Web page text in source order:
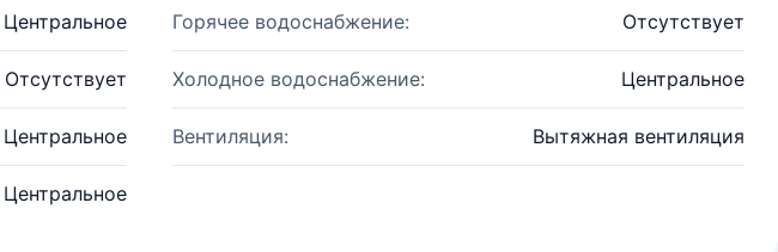
Центральное Горячее водоснабжение: Отсутствует
Отсутствует Холодное водоснабжение: Центральное
Центральное Вентиляция: Вытяжная вентиляция
Центральное